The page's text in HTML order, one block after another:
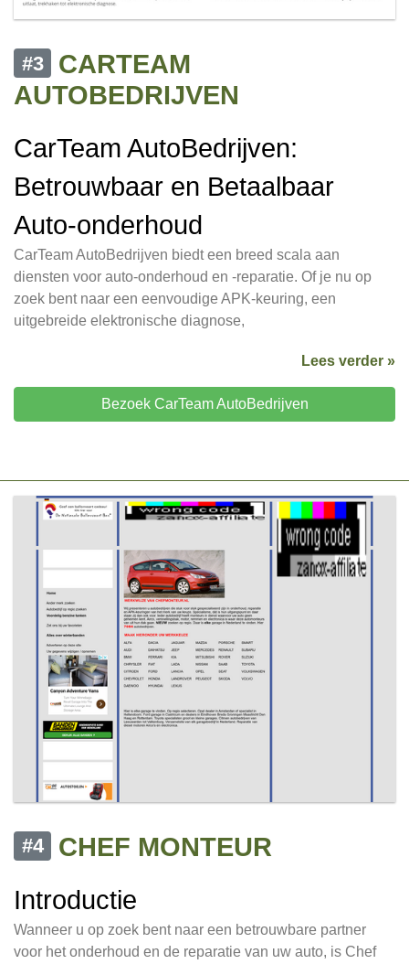
#3
CARTEAM
AUTOBEDRIJVEN
CarTeam AutoBedrijven:
Betrouwbaar en Betaalbaar
Auto-onderhoud
CarTeam AutoBedrijven biedt een breed scala aan
diensten voor auto-onderhoud en -reparatie. Of je nu op
zoek bent naar een eenvoudige APK-keuring, een
uitgebreide elektronische diagnose,
Lees verder »
Bezoek CarTeam AutoBedrijven
#4
CHEF MONTEUR
Introductie
Wanneer u op zoek bent naar een betrouwbare partner
voor het onderhoud en de reparatie van uw auto, is Chef